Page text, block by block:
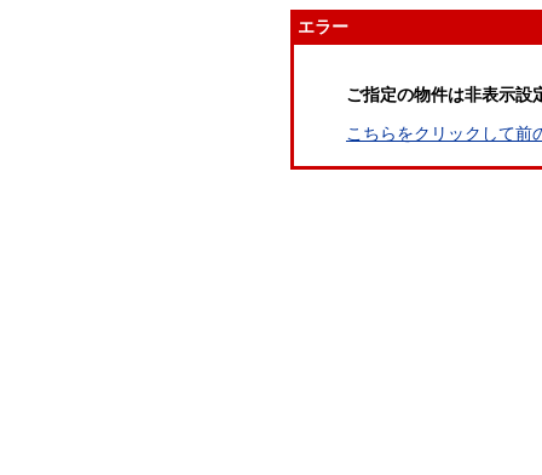
エラー
ご指定の物件は非表示設
こちらをクリックして前